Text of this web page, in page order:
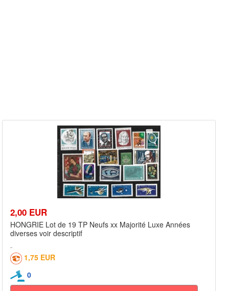
2,00 EUR
HONGRIE Lot de 19 TP Neufs xx Majorité Luxe Années
diverses voir descriptif
1,75 EUR
0